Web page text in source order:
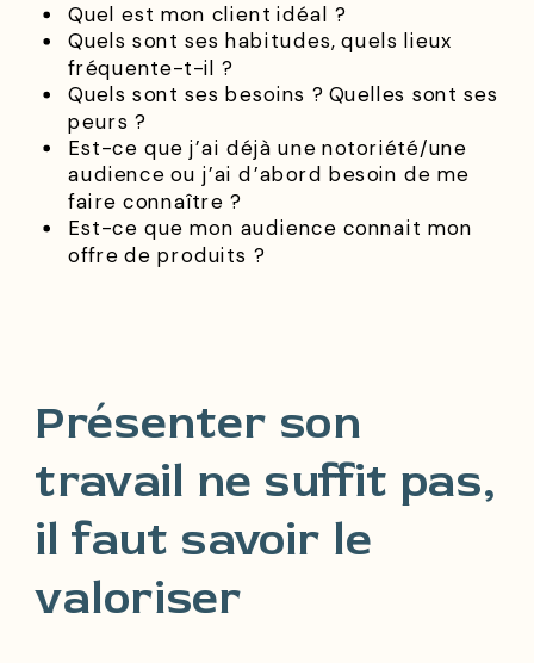
Quel est mon client idéal ?
Quels sont ses habitudes, quels lieux
fréquente-t-il ?
Quels sont ses besoins ? Quelles sont ses
peurs ?
Est-ce que j’ai déjà une notoriété/une
audience ou j’ai d’abord besoin de me
faire connaître ?
Est-ce que mon audience connait mon
offre de produits ?
Présenter son
travail ne suffit pas,
il faut savoir le
valoriser